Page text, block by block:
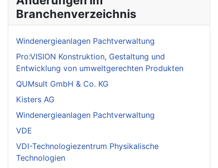
Branchenverzeichnis
Windenergieanlagen Pachtverwaltung
Pro:VISION Konstruktion, Gestaltung und
Entwicklung von umweltgerechten Produkten
QUMsult GmbH & Co. KG
Kisters AG
Windenergieanlagen Pachtverwaltung
VDE
VDI-Technologiezentrum Physikalische
Technologien